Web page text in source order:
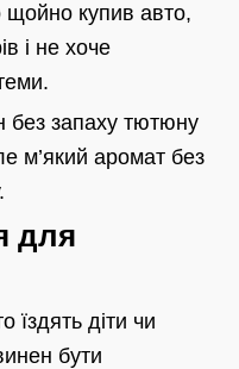
щойно купив авто,
і не хоче
без запаху тютюну
м’який аромат без
для
їздять діти чи
бути